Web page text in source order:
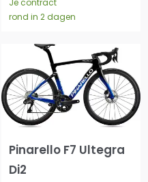
Je contract
rond in 2 dagen
Pinarello F7 Ultegra
Di2